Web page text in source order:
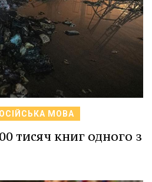
МОВА
тисяч книг одного з